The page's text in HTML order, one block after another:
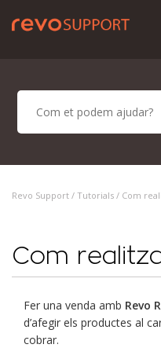
Revo Support / Tutorials / Com
Com
Fer una venda amb Revo
d’afegir els productes al
cobrar.